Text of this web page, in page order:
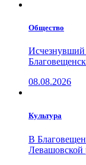
Общество
Исчезнувший
08.08.2026
Культура
В